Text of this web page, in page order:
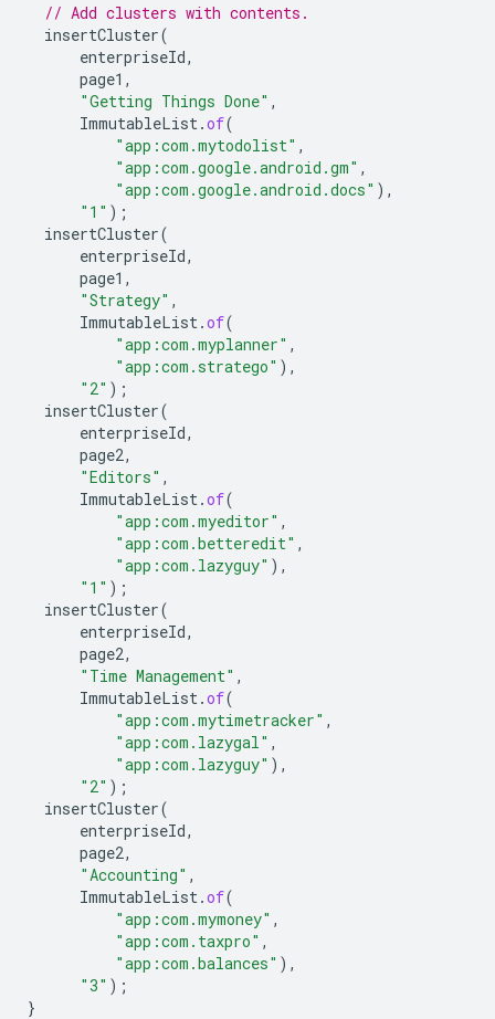
// Add clusters with contents.
insertCluster(
enterpriseId,
page1 ,
"Getting Things Done" ,
ImmutableList .of(
"app:com.mytodolist" ,
"app:com.google.android.gm" ,
"app:com.google.android.docs" ),
"1" );
insertCluster(
enterpriseId,
page1 ,
"Strategy" ,
ImmutableList .of(
"app:com.myplanner" ,
"app:com.stratego" ),
"2" );
insertCluster(
enterpriseId,
page2,
"Editors" ,
ImmutableList .of(
"app:com.myeditor" ,
"app:com.betteredit" ,
"app:com.lazyguy" ),
"1" );
insertCluster(
enterpriseId,
page2,
"Time Management" ,
ImmutableList .of(
"app:com.mytimetracker" ,
"app:com.lazygal" ,
"app:com.lazyguy" ),
"2" );
insertCluster(
enterpriseId,
page2,
"Accounting" ,
ImmutableList .of(
"app:com.mymoney" ,
"app:com.taxpro" ,
"app:com.balances" ),
"3" );
}